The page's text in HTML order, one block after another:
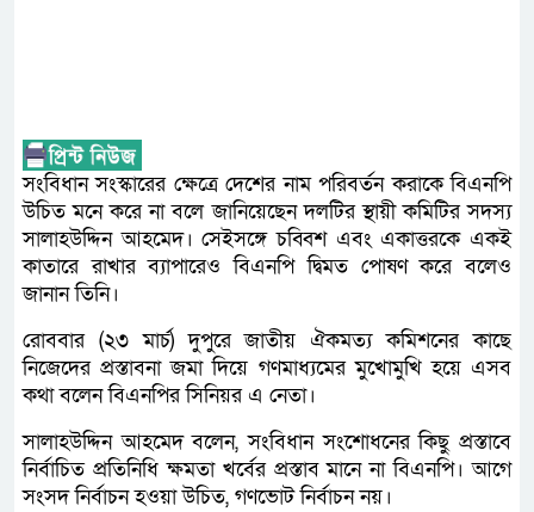
সংবিধান সংস্কারের ক্ষেত্রে দেশের নাম পরিবর্তন করাকে বিএনপি
উচিত মনে করে না বলে জানিয়েছেন দলটির স্থায়ী কমিটির সদস্য
সালাহউদ্দিন আহমেদ। সেইসঙ্গে চব্বিশ এবং একাত্তরকে একই
কাতারে রাখার ব্যাপারেও বিএনপি দ্বিমত পোষণ করে বলেও
জানান তিনি।
রোববার (২৩ মার্চ) দুপুরে জাতীয় ঐকমত্য কমিশনের কাছে
নিজেদের প্রস্তাবনা জমা দিয়ে গণমাধ্যমের মুখোমুখি হয়ে এসব
কথা বলেন বিএনপির সিনিয়র এ নেতা।
সালাহউদ্দিন আহমেদ বলেন, সংবিধান সংশোধনের কিছু প্রস্তাবে
নির্বাচিত প্রতিনিধি ক্ষমতা খর্বের প্রস্তাব মানে না বিএনপি। আগে
সংসদ নির্বাচন হওয়া উচিত, গণভোট নির্বাচন নয়।